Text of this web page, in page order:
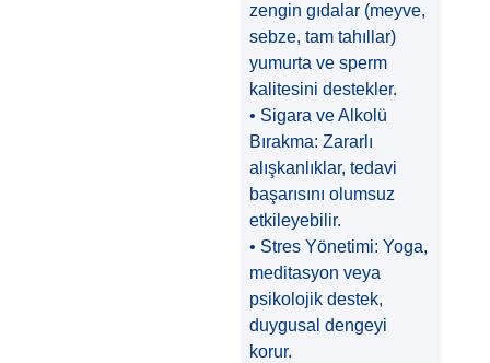
zengin gıdalar (meyve,
sebze, tam tahıllar)
yumurta ve sperm
kalitesini destekler.
• Sigara ve Alkolü
Bırakma: Zararlı
alışkanlıklar, tedavi
başarısını olumsuz
etkileyebilir.
• Stres Yönetimi: Yoga,
meditasyon veya
psikolojik destek,
duygusal dengeyi
korur.